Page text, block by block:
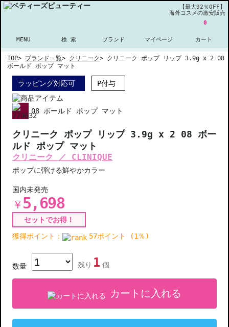
【最大92％OFF】
海外コスメの激安販売
MENU 検 索 ブランド マイページ
0
カート
TOP> ブランド一覧> クリニーク> クリニーク ポップ リップ 3.9g x 2 08
ボールド ポップ マット
ラッピング対応可 P付与
08 ボールド ポップ マット
クリニーク ポップ リップ 3.9g x 2 08 ボー
ルド ポップ マット
クリニーク ／ CLINIQUE
ポップに弾ける鮮やかカラー
国内未発売
￥ 5,698
セットでお得！
獲得ポイント：
57ポイント (1％)
数量 残り 1 個
カートに入れる